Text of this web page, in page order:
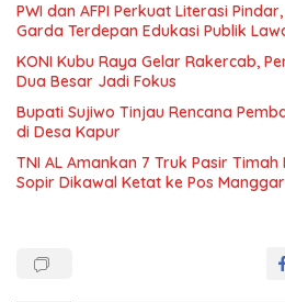
PWI dan AFPI Perkuat Literasi
Garda Terdepan Edukasi Publik
KONI Kubu Raya Gelar Rakercab,
Dua Besar Jadi Fokus
Bupati Sujiwo Tinjau Rencana
di Desa Kapur
TNI AL Amankan 7 Truk Pasir
Sopir Dikawal Ketat ke Pos Manggar